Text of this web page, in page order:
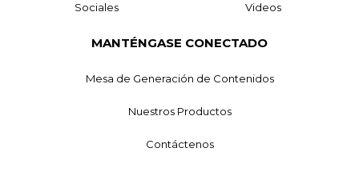
Sociales Videos
MANTÉNGASE CONECTADO
Mesa de Generación de Contenidos
Nuestros Productos
Contáctenos